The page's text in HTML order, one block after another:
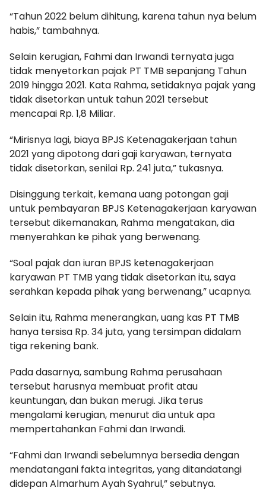
“Tahun 2022 belum dihitung, karena tahun nya belum
habis,” tambahnya.
Selain kerugian, Fahmi dan Irwandi ternyata juga
tidak menyetorkan pajak PT TMB sepanjang Tahun
2019 hingga 2021. Kata Rahma, setidaknya pajak yang
tidak disetorkan untuk tahun 2021 tersebut
mencapai Rp. 1,8 Miliar.
“Mirisnya lagi, biaya BPJS Ketenagakerjaan tahun
2021 yang dipotong dari gaji karyawan, ternyata
tidak disetorkan, senilai Rp. 241 juta,” tukasnya.
Disinggung terkait, kemana uang potongan gaji
untuk pembayaran BPJS Ketenagakerjaan karyawan
tersebut dikemanakan, Rahma mengatakan, dia
menyerahkan ke pihak yang berwenang.
“Soal pajak dan iuran BPJS ketenagakerjaan
karyawan PT TMB yang tidak disetorkan itu, saya
serahkan kepada pihak yang berwenang,” ucapnya.
Selain itu, Rahma menerangkan, uang kas PT TMB
hanya tersisa Rp. 34 juta, yang tersimpan didalam
tiga rekening bank.
Pada dasarnya, sambung Rahma perusahaan
tersebut harusnya membuat profit atau
keuntungan, dan bukan merugi. Jika terus
mengalami kerugian, menurut dia untuk apa
mempertahankan Fahmi dan Irwandi.
“Fahmi dan Irwandi sebelumnya bersedia dengan
mendatangani fakta integritas, yang ditandatangi
didepan Almarhum Ayah Syahrul,” sebutnya.